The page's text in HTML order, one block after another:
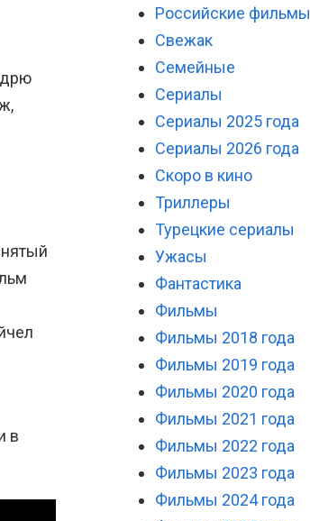
в
Российские фильмы
Свежак
Семейные
Сериалы
Сериалы 2025 года
Сериалы 2026 года
Скоро в кино
Триллеры
Турецкие сериалы
Ужасы
Фантастика
Фильмы
Фильмы 2018 года
Фильмы 2019 года
Фильмы 2020 года
Фильмы 2021 года
Фильмы 2022 года
Фильмы 2023 года
Фильмы 2024 года